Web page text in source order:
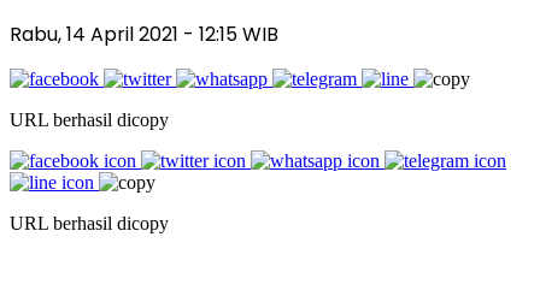
Rabu, 14 April 2021 - 12:15 WIB
URL berhasil dicopy
URL berhasil dicopy